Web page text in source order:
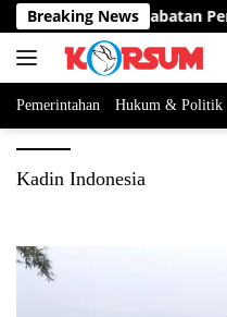
Langsung
ke
konten
Breaking News
Berebut Dua Jabatan
Pemerintahan Hukum & Politik
Kadin Indonesia